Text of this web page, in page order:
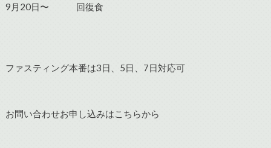
9月20日〜 回復食
ファスティング本番は3日、5日、7日対応可
お問い合わせお申し込みはこちらから